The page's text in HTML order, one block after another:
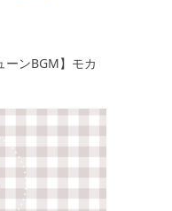
ーンBGM】モカ